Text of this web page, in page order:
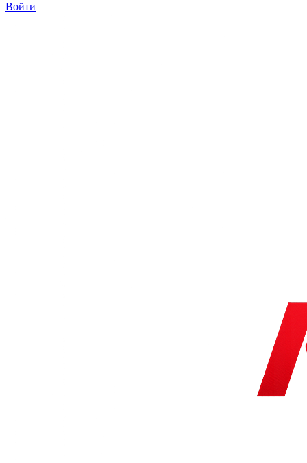
Войти